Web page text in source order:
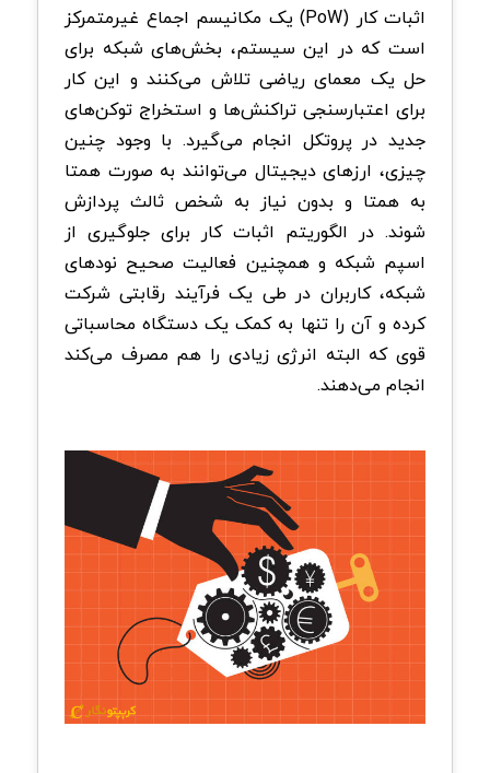
اثبات کار (PoW) یک مکانیسم اجماع غیرمتمرکز
است که در این سیستم، بخش‌های شبکه برای
حل یک معمای ریاضی تلاش می‌کنند و این کار
برای اعتبارسنجی تراکنش‌ها و استخراج توکن‌های
جدید در پروتکل انجام می‌گیرد. با وجود چنین
چیزی، ارزهای دیجیتال می‌توانند به صورت همتا
به همتا و بدون نیاز به شخص ثالث پردازش
شوند. در الگوریتم اثبات کار برای جلوگیری از
اسپم شبکه و همچنین فعالیت صحیح نودهای
شبکه، کاربران در طی یک فرآیند رقابتی شرکت
کرده و آن را تنها به کمک یک دستگاه محاسباتی
قوی که البته انرژی زیادی را هم مصرف می‌کند
انجام می‌دهند.